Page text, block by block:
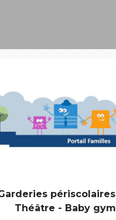
Théâtre - Baby